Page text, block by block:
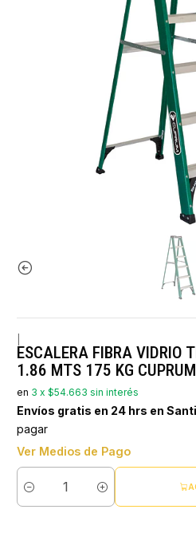
ESCALERA FIBRA VIDRIO
1.86 MTS 175 KG CUPRUM
en 3 x $54.663 sin interés
Envíos gratis en 24 hrs en
pagar
Ver Medios de Pago
Cantidad